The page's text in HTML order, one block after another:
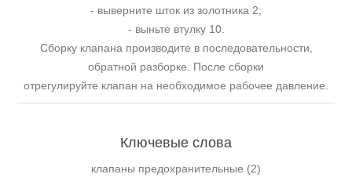
- выверните шток из золотника 2;
- выньте втулку 10.
Сборку клапана производите в последовательности,
обратной разборке. После сборки
отрегулируйте клапан на необходимое рабочее давление.
Ключевые слова
клапаны предохранительные (2)